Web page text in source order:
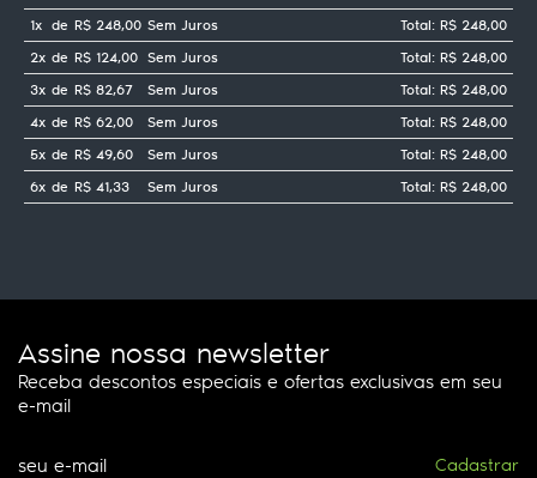
1x de R$ 248,00 Sem Juros
Total: R$ 248,00
2x de R$ 124,00 Sem Juros
Total: R$ 248,00
3x de R$ 82,67 Sem Juros
Total: R$ 248,00
4x de R$ 62,00 Sem Juros
Total: R$ 248,00
5x de R$ 49,60 Sem Juros
Total: R$ 248,00
6x de R$ 41,33 Sem Juros Total: R$ 248,00
Assine nossa newsletter
Receba descontos especiais e ofertas exclusivas em seu
e-mail
Cadastrar